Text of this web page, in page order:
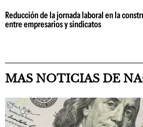
Reducción de la jornada laboral en la
entre empresarios y sindicatos
MAS NOTICIAS DE